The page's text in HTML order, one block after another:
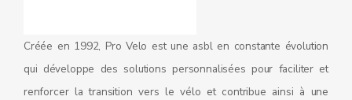
Créée en 1992, Pro Velo est une asbl en constante évolution
qui développe des solutions personnalisées pour faciliter et
renforcer la transition vers le vélo et contribue ainsi à une